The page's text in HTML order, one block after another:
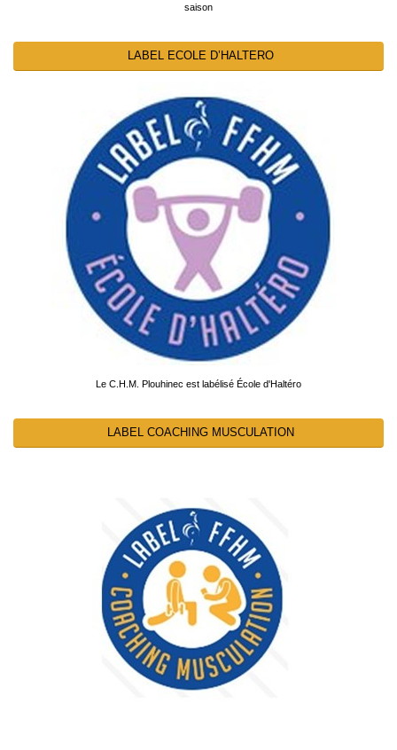
saison
LABEL ECOLE D’HALTERO
Le C.H.M. Plouhinec est labélisé École d'Haltéro
LABEL COACHING MUSCULATION